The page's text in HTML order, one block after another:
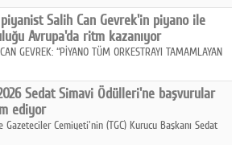
internet sitesini ve sosyal medya kanallarını yeniledi.
Salih Can Gevrek'in piyano ile
Avrupa'da ritm kazanıyor
GEVREK: “PİYANO TÜM ORKESTRAYI TAMAMLAYAN
Sedat Simavi Ödülleri'ne başvurular
ediyor
Gazeteciler Cemiyeti'nin (TGC) Kurucu Başkanı Sedat